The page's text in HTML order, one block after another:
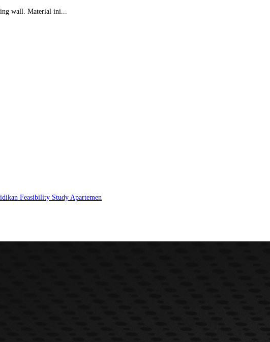
wall. Material ini...
Feasibility Study Apartemen